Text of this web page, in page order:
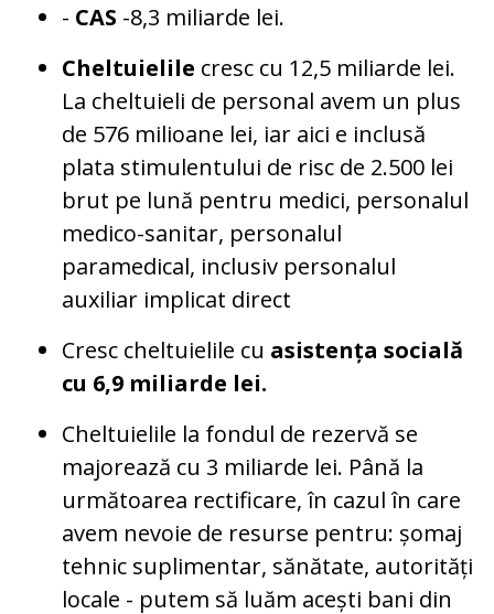
- CAS -8,3 miliarde lei.
Cheltuielile cresc cu 12,5 miliarde lei.
La cheltuieli de personal avem un plus
de 576 milioane lei, iar aici e inclusă
plata stimulentului de risc de 2.500 lei
brut pe lună pentru medici, personalul
medico-sanitar, personalul
paramedical, inclusiv personalul
auxiliar implicat direct
Cresc cheltuielile cu asistența socială
cu 6,9 miliarde lei.
Cheltuielile la fondul de rezervă se
majorează cu 3 miliarde lei. Până la
următoarea rectificare, în cazul în care
avem nevoie de resurse pentru: șomaj
tehnic suplimentar, sănătate, autorități
locale - putem să luăm acești bani din